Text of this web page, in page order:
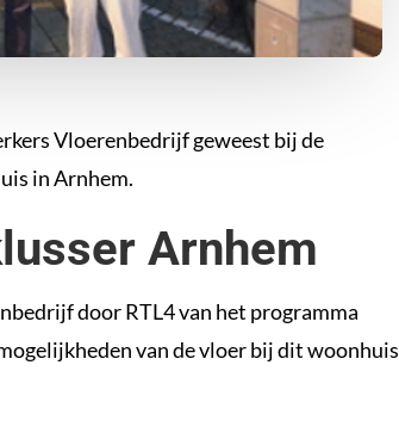
Vloerenbedrijf geweest bij de
in Arnhem.
Arnhem
door RTL4 van het programma
van de vloer bij dit woonhuis